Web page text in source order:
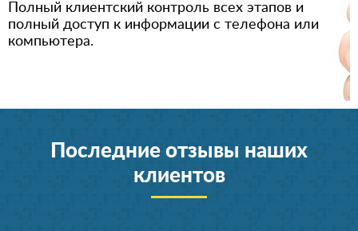
Полный клиентский контроль всех этапов и
полный доступ к информации с телефона или
компьютера.
Последние отзывы наших
клиентов